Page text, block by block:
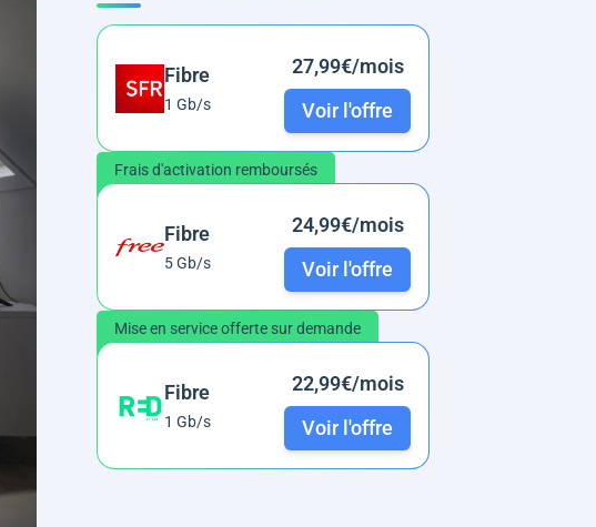
Fibre
1 Gb/s
27,99€/mois
Voir l'offre
Frais d'activation remboursés
Fibre
5 Gb/s
24,99€/mois
Voir l'offre
Mise en service offerte sur demande
Fibre
1 Gb/s
22,99€/mois
Voir l'offre